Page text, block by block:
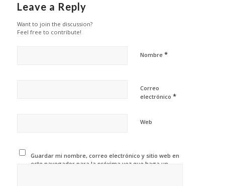
Leave a Reply
Want to join the discussion?
Feel free to contribute!
Nombre *
Correo
electrónico *
Web
Guardar mi nombre, correo electrónico y sitio web en
este navegador para la próxima vez que haga un